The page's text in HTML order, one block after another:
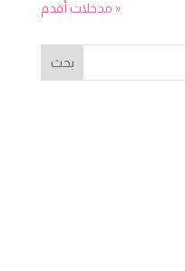
« مدخلات أقدم